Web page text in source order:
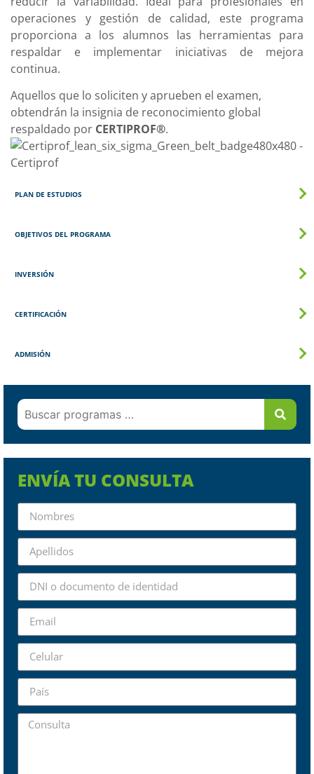
operaciones y gestión de calidad, este programa
proporciona a los alumnos las herramientas para
respaldar e implementar iniciativas de mejora
continua.
Aquellos que lo soliciten y aprueben el examen,
obtendrán la insignia de reconocimiento global
respaldado por CERTIPROF®.
PLAN DE ESTUDIOS
OBJETIVOS DEL PROGRAMA
INVERSIÓN
CERTIFICACIÓN
ADMISIÓN
ENVÍA TU CONSULTA